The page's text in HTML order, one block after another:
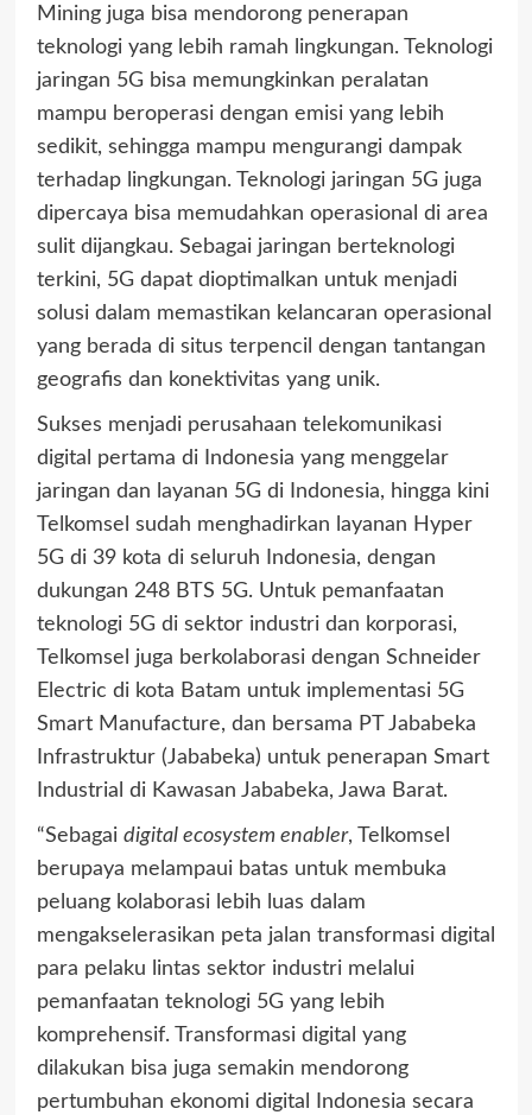
Mining juga bisa mendorong penerapan
teknologi yang lebih ramah lingkungan. Teknologi
jaringan 5G bisa memungkinkan peralatan
mampu beroperasi dengan emisi yang lebih
sedikit, sehingga mampu mengurangi dampak
terhadap lingkungan. Teknologi jaringan 5G juga
dipercaya bisa memudahkan operasional di area
sulit dijangkau. Sebagai jaringan berteknologi
terkini, 5G dapat dioptimalkan untuk menjadi
solusi dalam memastikan kelancaran operasional
yang berada di situs terpencil dengan tantangan
geografis dan konektivitas yang unik.
Sukses menjadi perusahaan telekomunikasi
digital pertama di Indonesia yang menggelar
jaringan dan layanan 5G di Indonesia, hingga kini
Telkomsel sudah menghadirkan layanan Hyper
5G di 39 kota di seluruh Indonesia, dengan
dukungan 248 BTS 5G. Untuk pemanfaatan
teknologi 5G di sektor industri dan korporasi,
Telkomsel juga berkolaborasi dengan Schneider
Electric di kota Batam untuk implementasi 5G
Smart Manufacture, dan bersama PT Jababeka
Infrastruktur (Jababeka) untuk penerapan Smart
Industrial di Kawasan Jababeka, Jawa Barat.
“Sebagai digital ecosystem enabler, Telkomsel
berupaya melampaui batas untuk membuka
peluang kolaborasi lebih luas dalam
mengakselerasikan peta jalan transformasi digital
para pelaku lintas sektor industri melalui
pemanfaatan teknologi 5G yang lebih
komprehensif. Transformasi digital yang
dilakukan bisa juga semakin mendorong
pertumbuhan ekonomi digital Indonesia secara